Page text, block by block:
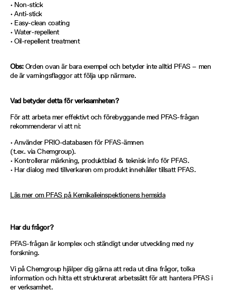
• Non-stick
• Anti-stick
• Easy-clean coating
• Water-repellent
• Oil-repellent treatment
Obs:Orden ovan är bara exempel och betyder inte alltid PFAS – men
de är varningsflaggor att följa upp närmare.
Vad betyder detta för verksamheten?
För att arbeta mer effektivt och förebyggande med PFAS-frågan
rekommenderar vi att ni:
• Använder PRIO-databasen för PFAS-ämnen
(t.ex. via Chemgroup).
• Kontrollerar märkning, produktblad & teknisk info för PFAS.
• Har dialog med tillverkaren om produkt innehåller tillsatt PFAS.
Läs mer om PFAS på Kemikalieinspektionens hemsida
Har du frågor?
PFAS-frågan är komplex och ständigt under utveckling med ny
forskning.
Vi på Chemgroup hjälper dig gärna att reda ut dina frågor, tolka
information och hitta ett strukturerat arbetssätt för att hantera PFAS i
er verksamhet.